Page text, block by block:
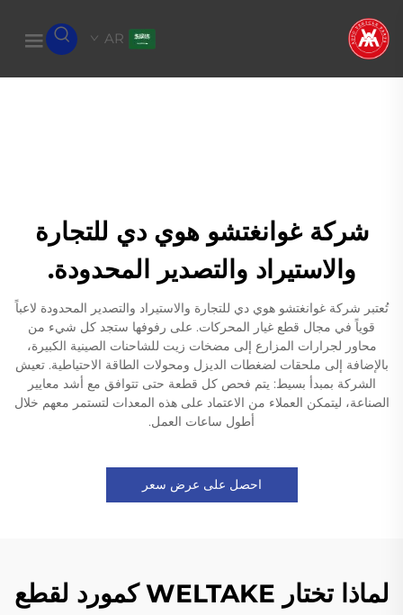
AR
شركة غوانغتشو هوي دي للتجارة
والاستيراد والتصدير المحدودة.
تُعتبر شركة غوانغتشو هوي دي للتجارة والاستيراد والتصدير المحدودة لاعباً
قوياً في مجال قطع غيار المحركات. على رفوفها ستجد كل شيء من
محاور لجرارات المزارع إلى مضخات زيت للشاحنات الصينية الكبيرة،
بالإضافة إلى ملحقات لضغطات الديزل ومحولات الطاقة الاحتياطية. تعيش
الشركة بمبدأ بسيط: يتم فحص كل قطعة حتى تتوافق مع أشد معايير
الصناعة، ليتمكن العملاء من الاعتماد على هذه المعدات لتستمر معهم خلال
أطول ساعات العمل.
احصل على عرض سعر
لماذا تختار WELTAKE كمورد لقطع